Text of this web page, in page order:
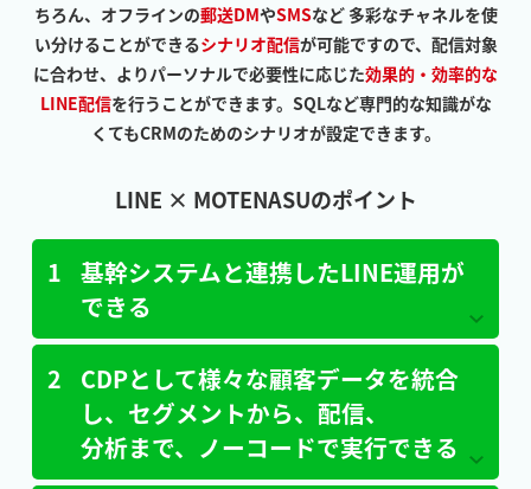
ちろん、オフラインの郵送DMやSMSなど 多彩なチャネルを使
い分けることができるシナリオ配信が可能ですので、配信対象
に合わせ、よりパーソナルで必要性に応じた効果的・効率的な
LINE配信を行うことができます。 SQLなど専門的な知識がな
くてもCRMのためのシナリオが設定できます。
LINE × MOTENASUのポイント
1 基幹システムと連携したLINE運用が
できる
2
CDPとして様々な顧客データを統合
し、 セグメントから、配信、
分析まで、 ノーコードで実行できる